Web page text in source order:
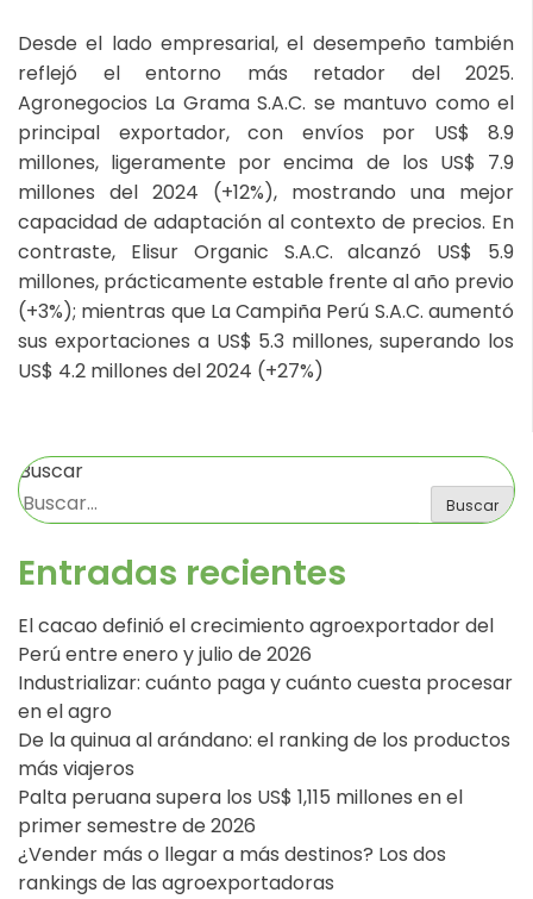
Desde el lado empresarial, el desempeño también
reflejó el entorno más retador del 2025.
Agronegocios La Grama S.A.C. se mantuvo como el
principal exportador, con envíos por US$ 8.9
millones, ligeramente por encima de los US$ 7.9
millones del 2024 (+12%), mostrando una mejor
capacidad de adaptación al contexto de precios. En
contraste, Elisur Organic S.A.C. alcanzó US$ 5.9
millones, prácticamente estable frente al año previo
(+3%); mientras que La Campiña Perú S.A.C. aumentó
sus exportaciones a US$ 5.3 millones, superando los
US$ 4.2 millones del 2024 (+27%)
Buscar
Buscar
Entradas recientes
El cacao definió el crecimiento agroexportador del
Perú entre enero y julio de 2026
Industrializar: cuánto paga y cuánto cuesta procesar
en el agro
De la quinua al arándano: el ranking de los productos
más viajeros
Palta peruana supera los US$ 1,115 millones en el
primer semestre de 2026
¿Vender más o llegar a más destinos? Los dos
rankings de las agroexportadoras